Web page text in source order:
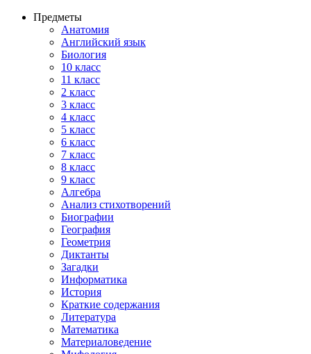
Предметы
Анатомия
Английский язык
Биология
10 класс
11 класс
2 класс
3 класс
4 класс
5 класс
6 класс
7 класс
8 класс
9 класс
Алгебра
Анализ стихотворений
Биографии
География
Геометрия
Диктанты
Загадки
Информатика
История
Краткие содержания
Литература
Математика
Материаловедение